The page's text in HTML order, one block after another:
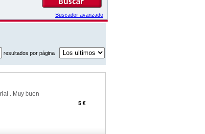
Buscador avanzado
resultados por página
. Muy buen
5 €